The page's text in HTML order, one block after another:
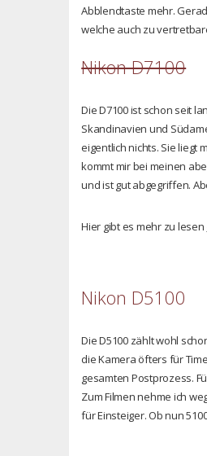
Abblendtaste mehr.
welche auch zu
Nikon D7100
Die D7100 ist schon seit
Skandinavien und
eigentlich nichts. Sie liegt
kommt mir bei meinen
und ist gut abgegriffen.
Hier gibt es mehr zu lesen
Nikon D5100
Die D5100 zählt wohl
die Kamera öfters für
gesamten Postprozess.
Zum Filmen nehme ich
für Einsteiger. Ob nun